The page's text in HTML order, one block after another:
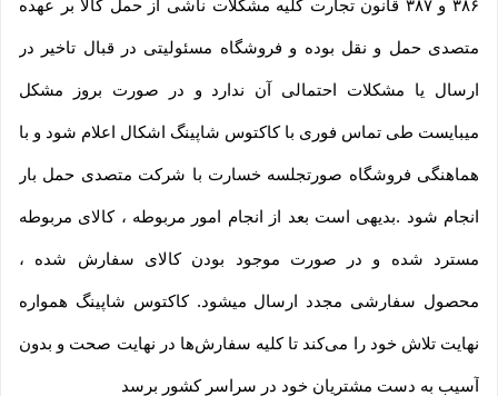
۳۸۶ و ۳۸۷ قانون تجارت کلیه مشکلات ناشی از حمل کالا بر عهده
متصدی حمل و نقل بوده و فروشگاه مسئولیتی در قبال تاخیر در
ارسال یا مشکلات احتمالی آن ندارد و در صورت بروز مشکل
میبایست طی تماس فوری با کاکتوس شاپینگ اشکال اعلام شود و با
هماهنگی فروشگاه صورتجلسه خسارت با شرکت متصدی حمل بار
انجام شود .بدیهی است بعد از انجام امور مربوطه ، کالای مربوطه
مسترد شده و در صورت موجود بودن کالای سفارش شده ،
محصول سفارشی مجدد ارسال میشود. کاکتوس شاپینگ همواره
نهایت تلاش خود را می‏‌کند تا کلیه سفارش‏‌ها در نهایت صحت و بدون
آسیب به دست مشتریان خود در سراسر کشور برسد